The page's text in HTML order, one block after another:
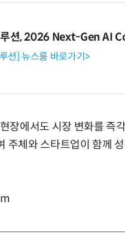
션, 2026 Next-Gen AI
션] 뉴스룸 바로가기>
장에서도 시장 변화를 즉
주체와 스타트업이 함께